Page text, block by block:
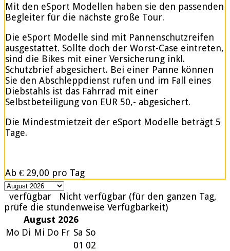
Mit den eSport Modellen haben sie den passenden
Begleiter für die nächste große Tour.
Die eSport Modelle sind mit Pannenschutzreifen
ausgestattet. Sollte doch der Worst-Case eintreten,
sind die Bikes mit einer Versicherung inkl.
Schutzbrief abgesichert. Bei einer Panne können
Sie den Abschleppdienst rufen und im Fall eines
Diebstahls ist das Fahrrad mit einer
Selbstbeteiligung von EUR 50,- abgesichert.
Die Mindestmietzeit der eSport Modelle beträgt 5
Tage.
Ab € 29,00 pro Tag
verfügbar
Nicht verfügbar (für den ganzen Tag,
prüfe die stundenweise Verfügbarkeit)
August 2026
Mo Di Mi Do Fr Sa So
01 02